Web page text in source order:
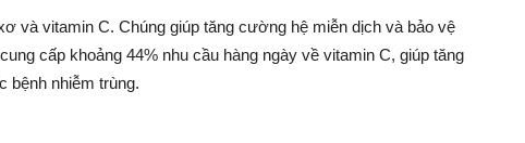
và vitamin C. Chúng giúp tăng cường hệ miễn dịch và bảo vệ
cấp khoảng 44% nhu cầu hàng ngày về vitamin C, giúp tăng
bệnh nhiễm trùng.